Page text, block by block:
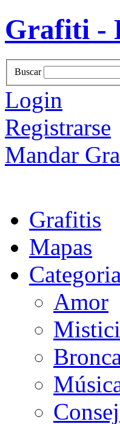
Grafiti -
Buscar
Login
Registrarse
Mandar
Grafitis
Mapas
Amor